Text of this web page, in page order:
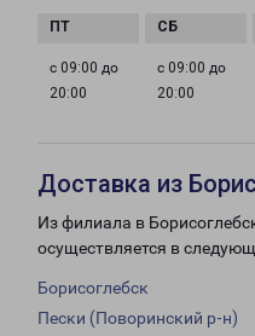
с 09:00 до
20:00
с 09:00 до
20:00
Доставка из
Из филиала в
осуществляется в
Борисоглебск
Пески (Поворинский р-н)